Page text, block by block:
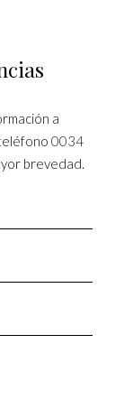
a
0034
brevedad.